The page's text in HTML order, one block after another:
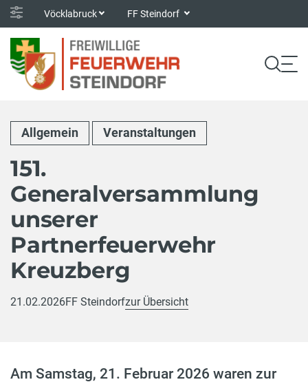
Vöcklabruck FF Steindorf
Allgemein Veranstaltungen
151.
Generalversammlung
unserer
Partnerfeuerwehr
Kreuzberg
21.02.2026FF Steindorfzur Übersicht
Am Samstag, 21. Februar 2026 waren zur